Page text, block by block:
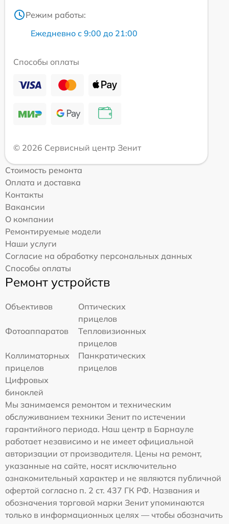
Режим работы:
Ежедневно с 9:00 до 21:00
Способы оплаты
© 2026 Сервисный центр Зенит
Стоимость ремонта
Оплата и доставка
Контакты
Вакансии
О компании
Ремонтируемые модели
Наши услуги
Согласие на обработку персональных данных
Способы оплаты
Ремонт устройств
Объективов
Оптических
прицелов
Фотоаппаратов
Тепловизионных
прицелов
Коллиматорных
прицелов
Панкратических
прицелов
Цифровых
биноклей
Мы занимаемся ремонтом и техническим
обслуживанием техники Зенит по истечении
гарантийного периода. Наш центр в Барнауле
работает независимо и не имеет официальной
авторизации от производителя. Цены на ремонт,
указанные на сайте, носят исключительно
ознакомительный характер и не являются публичной
офертой согласно п. 2 ст. 437 ГК РФ. Названия и
обозначения торговой марки Зенит упоминаются
только в информационных целях — чтобы обозначить